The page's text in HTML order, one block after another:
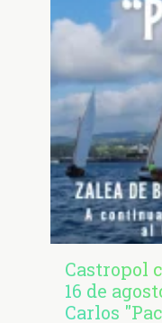
Castropol
16 de
Carlos